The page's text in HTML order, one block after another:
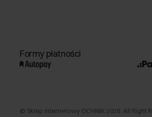
Formy płatności
© Sklep internetowy OCHNIK 2026 . All Right